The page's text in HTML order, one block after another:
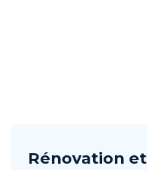
Rénovation et